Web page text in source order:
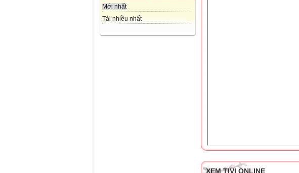
Mới nhất
Tải nhiều nhất
XEM TIVI ONLINE